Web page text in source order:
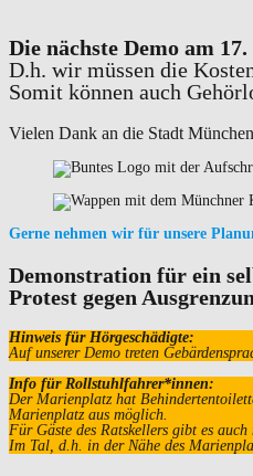
Die nächste Demo am
D.h. wir müssen die
Somit können auch
Vielen Dank an die Stadt
Gerne nehmen wir für unsere
Demonstration für ein
Protest gegen
Hinweis für Hörgeschädigte:
Auf unserer Demo treten
Info für Rollstuhlfahrer*innen:
Der Marienplatz hat
Marienplatz aus möglich.
Für Gäste des Ratskellers gibt es
Im Tal, d.h. in der Nähe des